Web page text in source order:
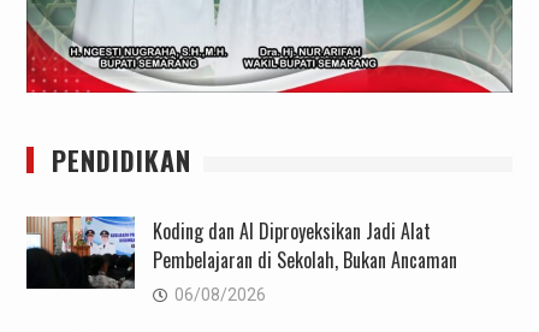
PENDIDIKAN
Koding dan AI Diproyeksikan Jadi Alat
Pembelajaran di Sekolah, Bukan Ancaman
06/08/2026